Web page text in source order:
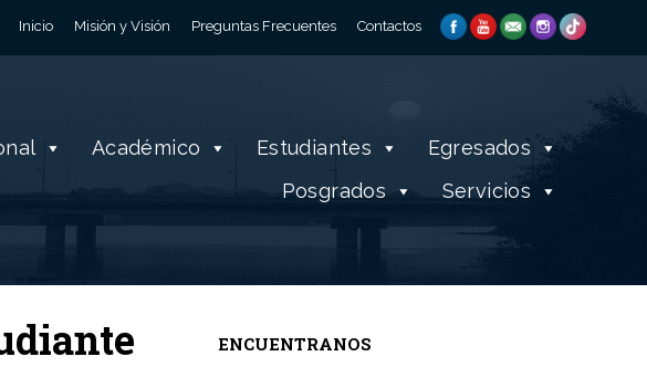
Inicio Misión y Visión Preguntas Frecuentes Contactos
Académico Estudiantes
Egresados
Posgrados
Servicios
ENCUENTRANOS